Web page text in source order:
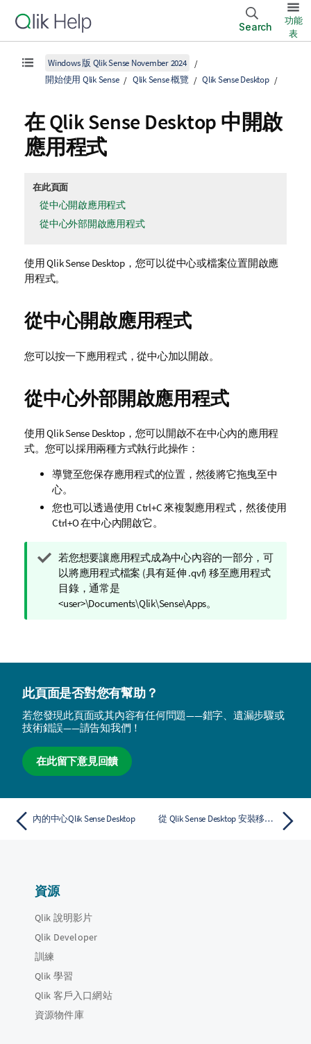
Search
功能
表
Windows 版 Qlik Sense November 2024
開始使用 Qlik Sense
Qlik Sense 概覽 Qlik Sense Desktop
在Qlik Sense Desktop 中開啟
應用程式
在此頁面
從中心開啟應用程式
從中心外部開啟應用程式
使用Qlik Sense Desktop，您可以從中心或檔案位置開啟應
用程式。
從中心開啟應用程式
您可以按一下應用程式，從中心加以開啟。
從中心外部開啟應用程式
使用Qlik Sense Desktop，您可以開啟不在中心內的應用程
式。您可以採用兩種方式執行此操作：
導覽至您保存應用程式的位置，然後將它拖曳至中
心。
您也可以透過使用 Ctrl+C 來複製應用程式，然後使用
Ctrl+O 在中心內開啟它。
提
示
備
註
若您想要讓應用程式成為中心內容的一部分，可
以將應用程式檔案 (具有延伸 .qvf) 移至應用程式
目錄，通常是
<user>\Documents\Qlik\Sense\Apps。
此頁面是否對您有幫助？
若您發現此頁面或其內容有任何問題——錯字、遺漏步驟或
技術錯誤——請告知我們！
在此留下意見回饋
內的中心Qlik Sense Desktop 從 Qlik Sense Desktop 安裝移動應用程式
資源
Qlik 說明影片
Qlik Developer
訓練
Qlik 學習
Qlik 客戶入口網站
資源物件庫